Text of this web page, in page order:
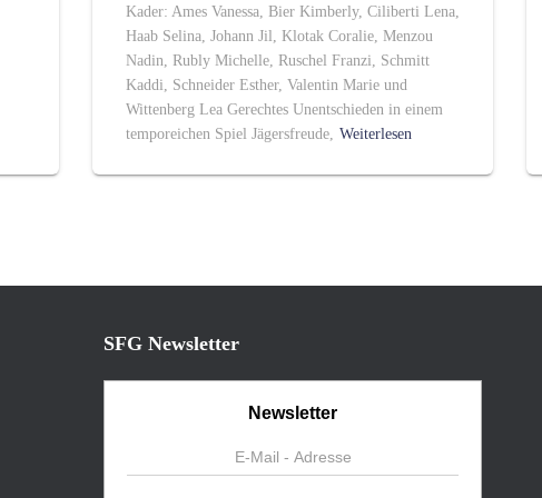
Kader: Ames Vanessa, Bier Kimberly, Ciliberti Lena,
Haab Selina, Johann Jil, Klotak Coralie, Menzou
Nadin, Rubly Michelle, Ruschel Franzi, Schmitt
Kaddi, Schneider Esther, Valentin Marie und
Wittenberg Lea Gerechtes Unentschieden in einem
temporeichen Spiel Jägersfreude, Weiterlesen
SFG Newsletter
Newsletter